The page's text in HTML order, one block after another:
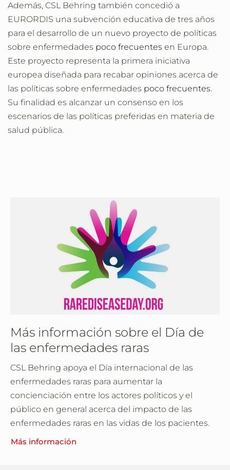
Además, CSL Behring también concedió a
EURORDIS una subvención educativa de tres años
para el desarrollo de un nuevo proyecto de políticas
sobre enfermedades poco frecuentes en Europa.
Este proyecto representa la primera iniciativa
europea diseñada para recabar opiniones acerca de
las políticas sobre enfermedades poco frecuentes.
Su finalidad es alcanzar un consenso en los
escenarios de las políticas preferidas en materia de
salud pública.
Más información sobre el Día de
las enfermedades raras
CSL Behring apoya el Día internacional de las
enfermedades raras para aumentar la
concienciación entre los actores políticos y el
público en general acerca del impacto de las
enfermedades raras en las vidas de los pacientes.
Más información